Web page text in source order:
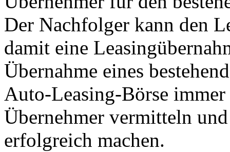
Der Nachfolger kann den
damit eine
Übernahme eines
Auto-Leasing-Börse
Übernehmer vermitteln
erfolgreich machen.